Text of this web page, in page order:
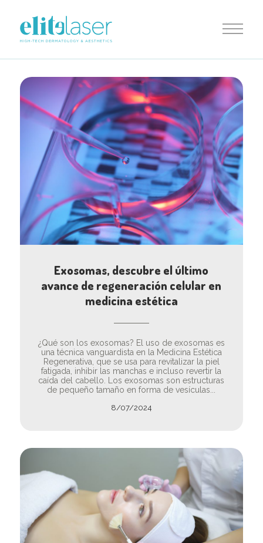
Exosomas, descubre el último
avance de regeneración celular en
medicina estética
¿Qué son los exosomas? El uso de exosomas es
una técnica vanguardista en la Medicina Estética
Regenerativa, que se usa para revitalizar la piel
fatigada, inhibir las manchas e incluso revertir la
caída del cabello. Los exosomas son estructuras
de pequeño tamaño en forma de vesículas...
8/07/2024